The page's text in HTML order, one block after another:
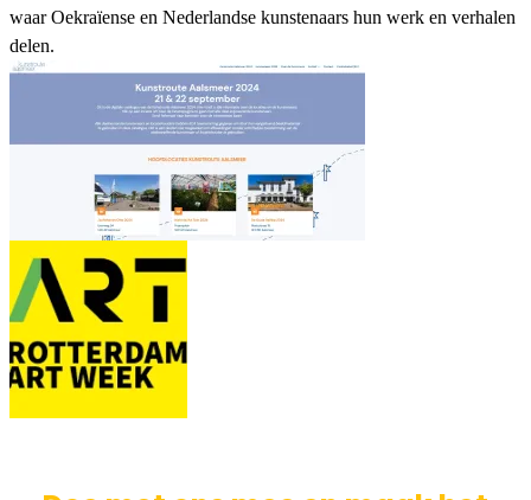
waar Oekraïense en Nederlandse kunstenaars hun werk en verhalen
delen.